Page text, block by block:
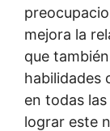
mejora la
que
habilidades
en todas
lograr este